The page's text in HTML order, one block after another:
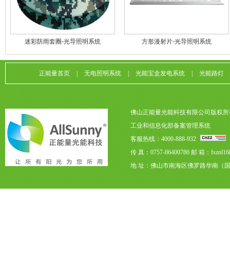
迷彩防雨套圈-光导照明系统 方形漫射片-光导照明系统
正能量首页 无电照明系统 光能宝盒发电系统 光能路灯
佛山正能量光能科技有限公司版权
工业和信息化部备案管理系统
客服热线：4000-888-932
传 真：0757-86400786 邮 箱：
地 址：佛山市南海区佛罗路华南（